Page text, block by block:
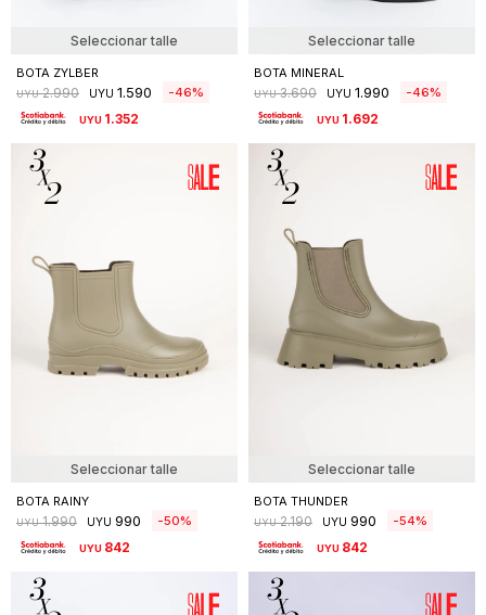
Seleccionar talle
BOTA ZYLBER
UYU 2.990 UYU 1.590 46
UYU 1.352
Seleccionar talle
BOTA MINERAL
UYU 3.690 UYU 1.990 46
UYU 1.692
Seleccionar talle
BOTA RAINY
UYU 1.990 UYU 990 50
UYU 842
Seleccionar talle
BOTA THUNDER
UYU 2.190 UYU 990 54
UYU 842